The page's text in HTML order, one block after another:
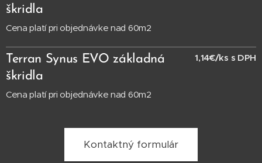
škridla
Cena platí pri objednávke nad 60m2
Terran Synus EVO základná
škridla
Cena platí pri objednávke nad 60m2
1,14€/ks s DPH
Kontaktný formulár